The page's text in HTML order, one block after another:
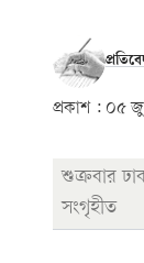
প্রকাশ : ০৫
শুক্রবার
সংগৃহীত